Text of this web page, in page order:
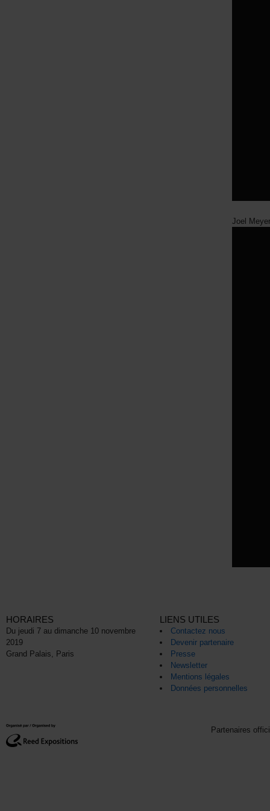
Joel
HORAIRES
Du jeudi 7 au dimanche 10 novembre
2019
Grand Palais, Paris
LIENS UTILES
Contactez nous
Devenir partenaire
Presse
Newsletter
Mentions légales
Données personnelles
Partenaires